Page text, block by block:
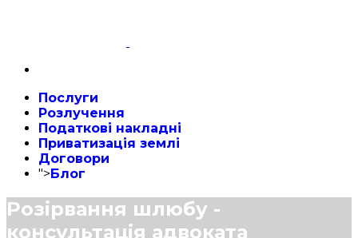
Послуги
Розлучення
Податкові накладні
Приватизація землі
Договори
">Блог
Розірвання шлюбу -
консультація адвоката